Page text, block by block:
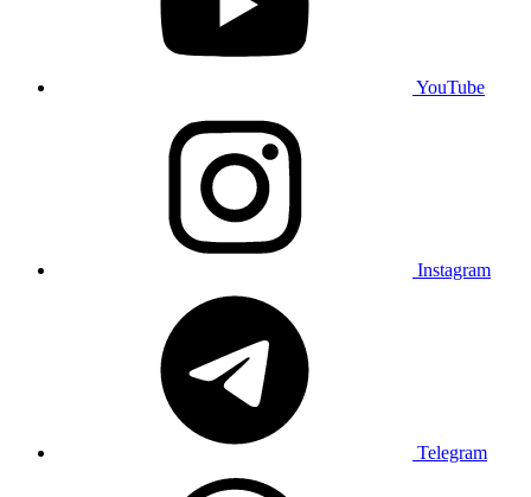
YouTube
Instagram
Telegram